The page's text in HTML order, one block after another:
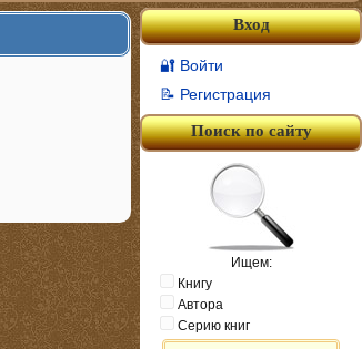
Вход
🔐 Войти
📝 Регистрация
Поиск по сайту
Ищем:
Книгу
Автора
Серию книг